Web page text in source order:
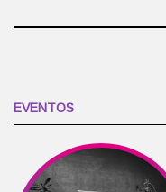
EVENTOS